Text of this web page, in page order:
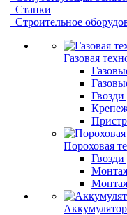
Станки
Строительное
Газовая
Гвозди
Пороховая